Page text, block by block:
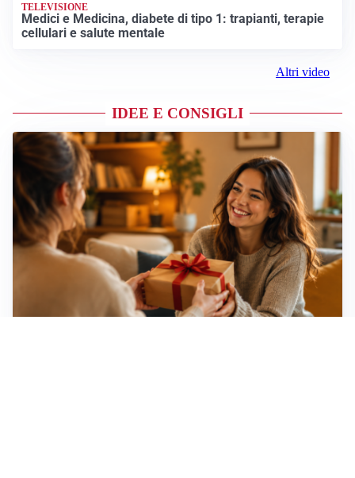
TELEVISIONE
Medici e Medicina, diabete di tipo 1: trapianti, terapie
cellulari e salute mentale
Altri video
IDEE E CONSIGLI